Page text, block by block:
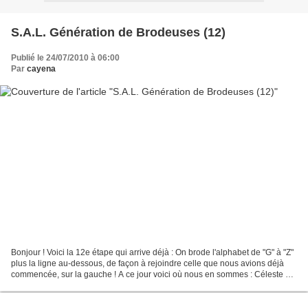
S.A.L. Génération de Brodeuses (12)
Publié le 24/07/2010 à 06:00
Par cayena
Bonjour ! Voici la 12e étape qui arrive déjà : On brode l'alphabet de "G" à "Z"
plus la ligne au-dessous, de façon à rejoindre celle que nous avions déjà
commencée, sur la gauche ! A ce jour voici où nous en sommes : Céleste a